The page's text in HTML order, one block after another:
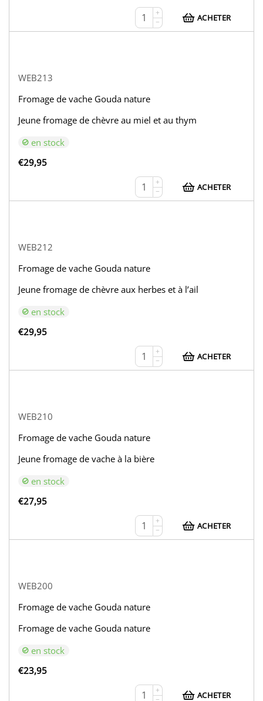
+
−
ACHETER
WEB213
Fromage de vache Gouda nature
Jeune fromage de chèvre au miel et au thym
en stock
€29,95
+
−
ACHETER
WEB212
Fromage de vache Gouda nature
Jeune fromage de chèvre aux herbes et à l’ail
en stock
€29,95
+
−
ACHETER
WEB210
Fromage de vache Gouda nature
Jeune fromage de vache à la bière
en stock
€27,95
+
−
ACHETER
WEB200
Fromage de vache Gouda nature
Fromage de vache Gouda nature
en stock
€23,95
+
ACHETER